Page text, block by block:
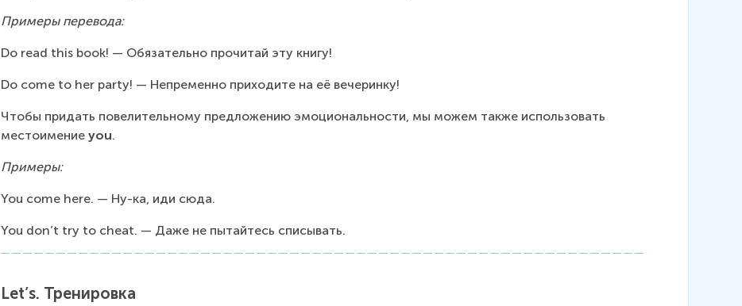
Примеры перевода:
Do read this book! — Обязательно прочитай эту книгу!
Do come to her party! — Непременно приходите на её вечеринку!
Чтобы придать повелительному предложению эмоциональности, мы можем также использовать
местоимение you.
Примеры:
You come here. — Ну-ка, иди сюда.
You don’t try to cheat. — Даже не пытайтесь списывать.
Let’s. Тренировка